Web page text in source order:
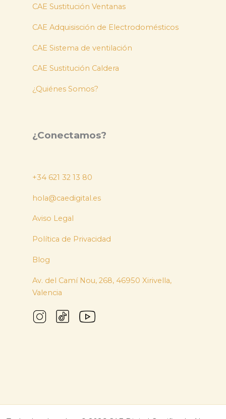
CAE Sustitución Ventanas
CAE Adquisisción de Electrodomésticos
CAE Sistema de ventilación
CAE Sustitución Caldera
¿Quiénes Somos?
¿Conectamos?
+34 621 32 13 80
hola@caedigital.es
Aviso Legal
Política de Privacidad
Blog
Av. del Camí Nou, 268, 46950 Xirivella,
Valencia